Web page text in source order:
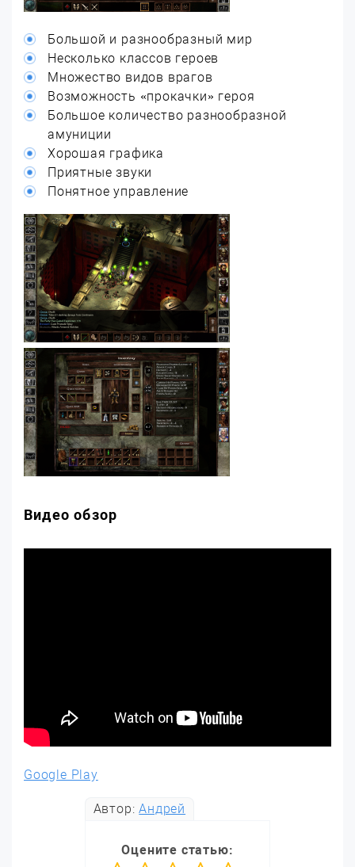
Большой и разнообразный мир
Несколько классов героев
Множество видов врагов
Возможность «прокачки» героя
Большое количество разнообразной
амуниции
Хорошая графика
Приятные звуки
Понятное управление
Видео обзор
Google Play
Автор:Андрей
Оцените статью: